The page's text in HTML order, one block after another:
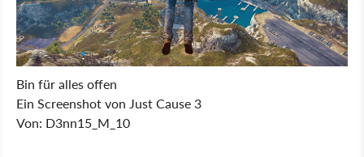
Bin für alles offen
Ein Screenshot von Just Cause 3
Von: D3nn15_M_10